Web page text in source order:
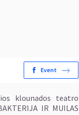
Event
klounados teatro
IR MUILAS